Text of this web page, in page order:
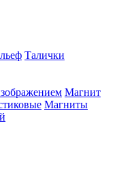
Талички
Магнит
Магниты